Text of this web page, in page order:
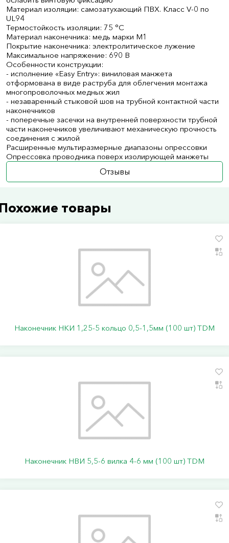
Материал изоляции: самозатухающий ПВХ. Класс V-0 по
UL94
Термостойкость изоляции: 75 °C
Материал наконечника: медь марки М1
Покрытие наконечника: электролитическое лужение
Максимальное напряжение: 690 В
Особенности конструкции:
- исполнение «Easy Entry»: виниловая манжета
отформована в виде раструба для облегчения монтажа
многопроволочных медных жил
- незаваренный стыковой шов на трубной контактной части
наконечников
- поперечные засечки на внутренней поверхности трубной
части наконечников увеличивают механическую прочность
соединения с жилой
Расширенные мультиразмерные диапазоны опрессовки
Опрессовка проводника поверх изолирующей манжеты
Отзывы
товары
Наконечник НКИ 1,25-5 кольцо 0,5-1,5мм (100 шт) TDM
Наконечник НВИ 5,5-6 вилка 4-6 мм (100 шт) TDM